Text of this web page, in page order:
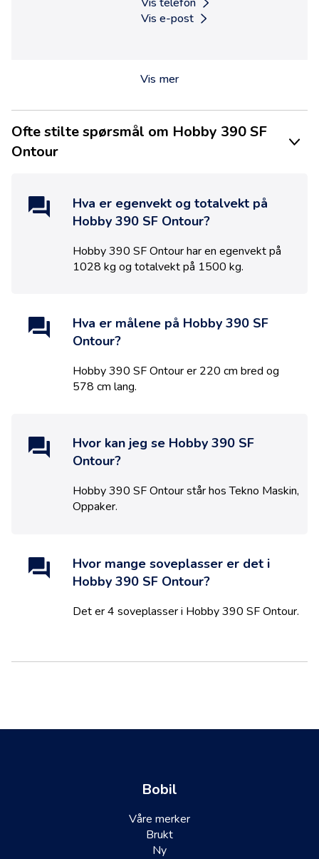
Vis e-post
Vis mer
Ofte stilte spørsmål om Hobby 390 SF
Ontour
Hva er egenvekt og totalvekt på
Hobby 390 SF Ontour?
Hobby 390 SF Ontourhar en egenvekt på
1028 kg og totalvekt på 1500 kg.
Hva er målene på Hobby 390 SF
Ontour?
Hobby 390 SF Ontourer 220 cm bred og
578 cm lang.
Hvor kan jeg se Hobby 390 SF
Ontour?
Hobby 390 SF Ontourstår hosTekno Maskin,
Oppaker.
Hvor mange soveplasser er det i
Hobby 390 SF Ontour?
Det er4 soveplasser i Hobby 390 SF Ontour.
Bobil
Våre merker
Brukt
Ny